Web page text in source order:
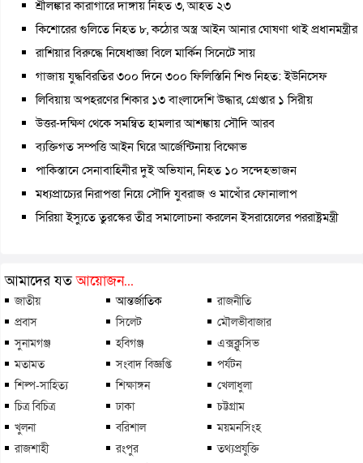
শ্রীলঙ্কার কারাগারে দাঙ্গায় নিহত ৩, আহত ২৩
কিশোরের গুলিতে নিহত ৮, কঠোর অস্ত্র আইন আনার ঘোষণা থাই প্রধানমন্ত্রীর
রাশিয়ার বিরুদ্ধে নিষেধাজ্ঞা বিলে মার্কিন সিনেটে সায়
গাজায় যুদ্ধবিরতির ৩০০ দিনে ৩০০ ফিলিস্তিনি শিশু নিহত: ইউনিসেফ
লিবিয়ায় অপহরণের শিকার ১৩ বাংলাদেশি উদ্ধার, গ্রেপ্তার ১ সিরীয়
উত্তর-দক্ষিণ থেকে সমন্বিত হামলার আশঙ্কায় সৌদি আরব
ব্যক্তিগত সম্পত্তি আইন ঘিরে আর্জেন্টিনায় বিক্ষোভ
পাকিস্তানে সেনাবাহিনীর দুই অভিযান, নিহত ১০ সন্দেহভাজন
মধ্যপ্রাচ্যের নিরাপত্তা নিয়ে সৌদি যুবরাজ ও মাখোঁর ফোনালাপ
সিরিয়া ইস্যুতে তুরস্কের তীব্র সমালোচনা করলেন ইসরায়েলের পররাষ্ট্রমন্ত্রী
আমাদের যতআয়োজন...
জাতীয় আন্তর্জাতিক
রাজনীতি
প্রবাস
সিলেট
মৌলভীবাজার
সুনামগঞ্জ
হবিগঞ্জ
এক্সক্লুসিভ
মতামত
সংবাদ বিজ্ঞপ্তি
পর্যটন
শিল্প-সাহিত্য
শিক্ষাঙ্গন
খেলাধুলা
চিত্র বিচিত্র
ঢাকা
চট্টগ্রাম
খুলনা
বরিশাল
ময়মনসিংহ
রাজশাহী
রংপুর
তথ্যপ্রযুক্তি